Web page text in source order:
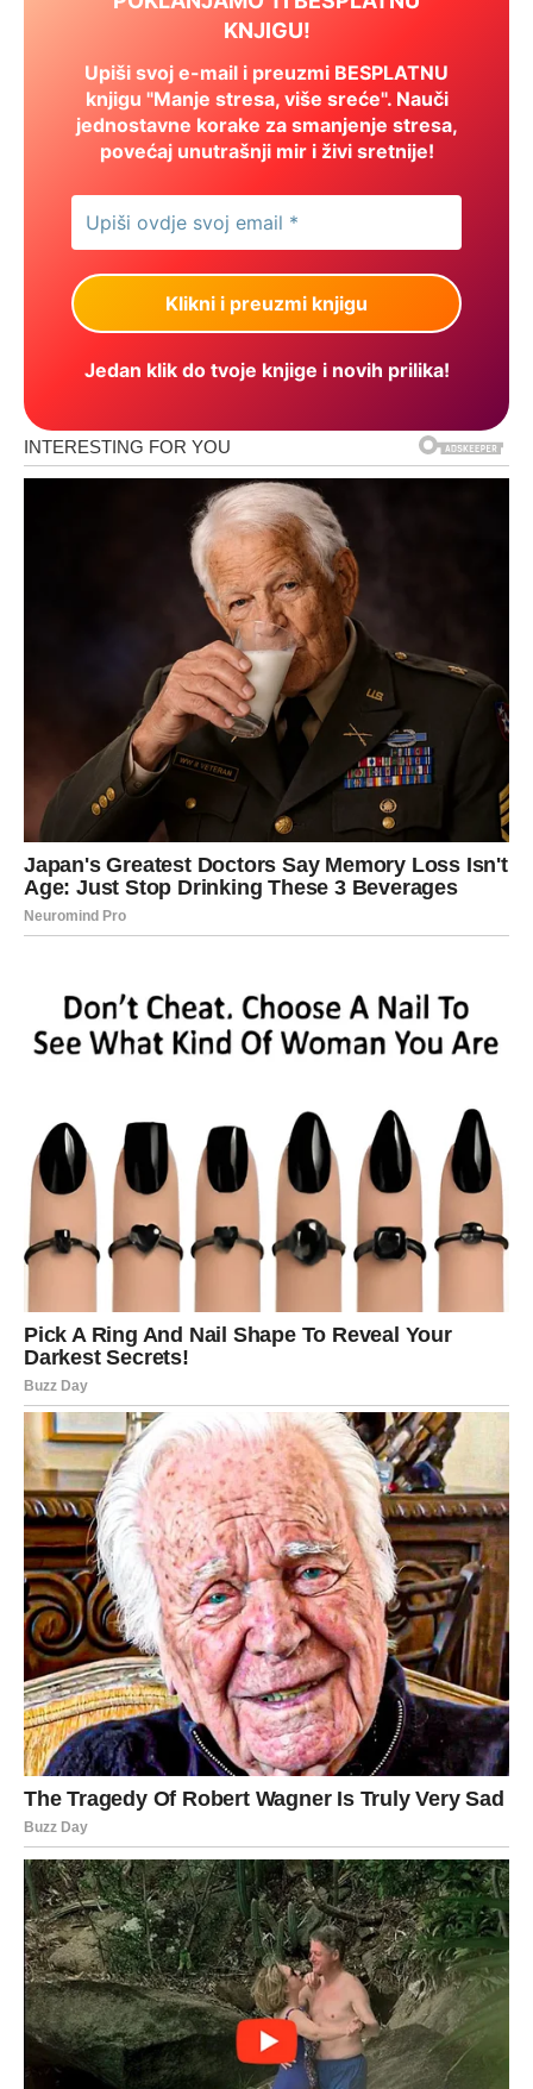
KNJIGU!
Upiši svoj e-mail i preuzmi BESPLATNU
knjigu "Manje stresa, više sreće". Nauči
jednostavne korake za smanjenje stresa,
povećaj unutrašnji mir i živi sretnije!
Jedan klik do tvoje knjige i novih prilika!